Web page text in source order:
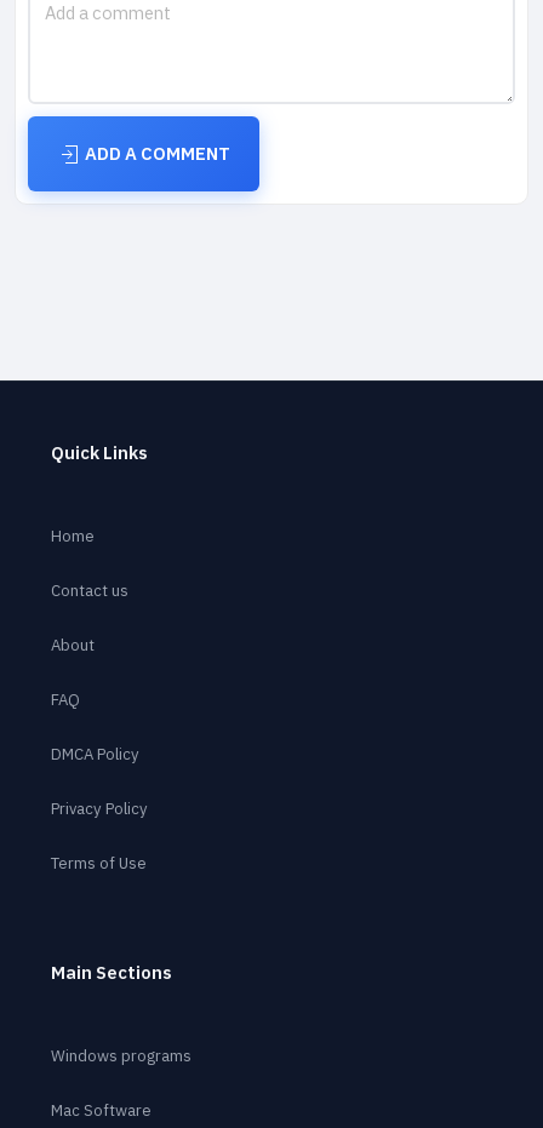
ADD A COMMENT
Quick Links
Home
Contact us
About
FAQ
DMCA Policy
Privacy Policy
Terms of Use
Main Sections
Windows programs
Mac Software